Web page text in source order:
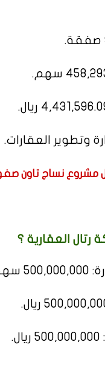
وتطوير العقارات.
مشروع نساج تاون
العقارية ؟